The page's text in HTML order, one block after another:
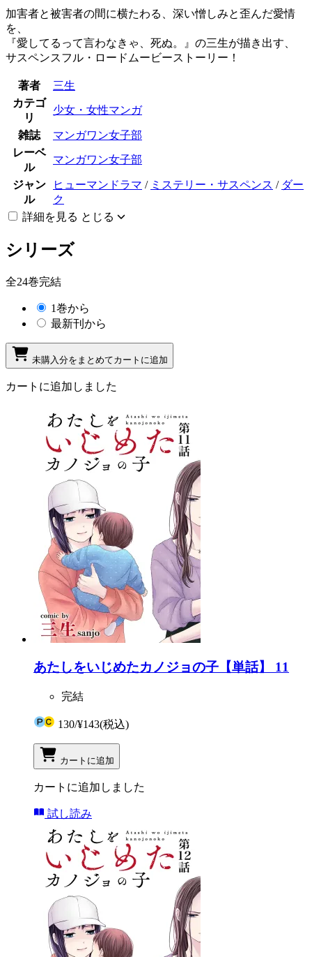
加害者と被害者の間に横たわる、深い憎しみと歪んだ愛情
を、
『愛してるって言わなきゃ、死ぬ。』の三生が描き出す、
サスペンスフル・ロードムービーストーリー！
著者
三生
カテゴ
リ
少女・女性マンガ
雑誌
マンガワン女子部
レーベ
ル
マンガワン女子部
ジャン
ル
ヒューマンドラマ / ミステリー・サスペンス / ダー
ク
詳細を見る とじる
シリーズ
全24巻完結
1巻から
最新刊から
未購入分をまとめてカートに追加
カートに追加しました
あたしをいじめたカノジョの子【単話】 11
完結
130/¥143(税込)
カートに追加
カートに追加しました
試し読み